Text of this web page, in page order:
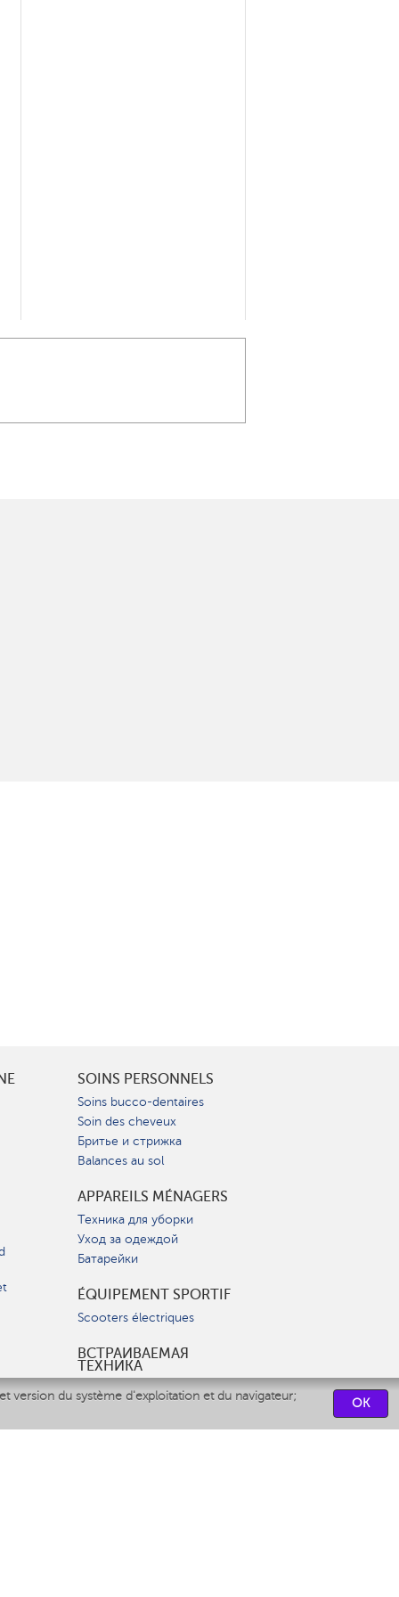
version du système d'exploitation et du navigateur; OK
SOINS PERSONNELS
Soins bucco-dentaires
Soin des cheveux
Бритье и стрижка
Balances au sol
APPAREILS MÉNAGERS
Техника для уборки
Уход за одеждой
Батарейки
ÉQUIPEMENT SPORTIF
Scooters électriques
ВСТРАИВАЕМАЯ
ТЕХНИКА
Вытяжки
Духовые шкафы